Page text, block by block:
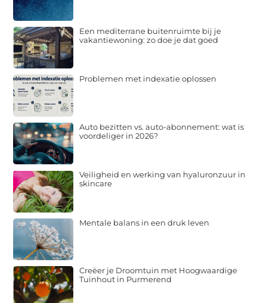
Een mediterrane buitenruimte bij je
vakantiewoning: zo doe je dat goed
Problemen met indexatie oplossen
Auto bezitten vs. auto-abonnement: wat is
voordeliger in 2026?
Veiligheid en werking van hyaluronzuur in
skincare
Mentale balans in een druk leven
Creëer je Droomtuin met Hoogwaardige
Tuinhout in Purmerend